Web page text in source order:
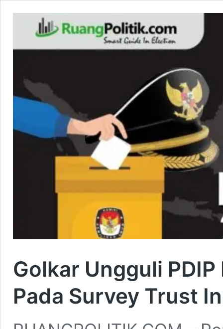
Golkar Ungguli
Pada Survey Trust